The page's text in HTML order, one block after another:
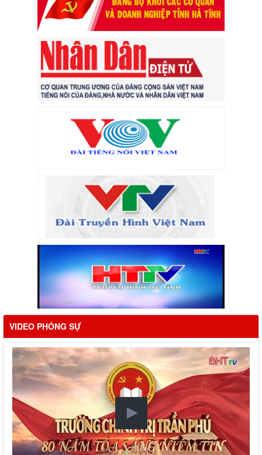
VIDEO PHÓNG SỰ